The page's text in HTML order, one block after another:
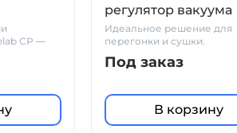
СР —
регулятор вакуума
стеклянный сосуд
ловушка, с
Идеальное решение для
перегонки и сушки.
Под заказ
В корзину